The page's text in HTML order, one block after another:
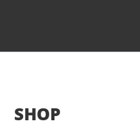
SHOP